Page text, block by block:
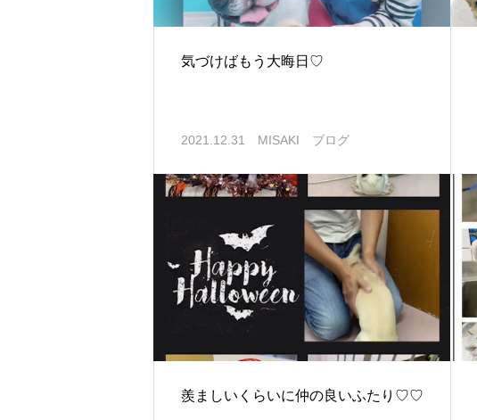
気づけばもう大晦日♡
2021.12.31 MISAKI ブログ
羨ましいくらいに仲の良いふたり♡♡